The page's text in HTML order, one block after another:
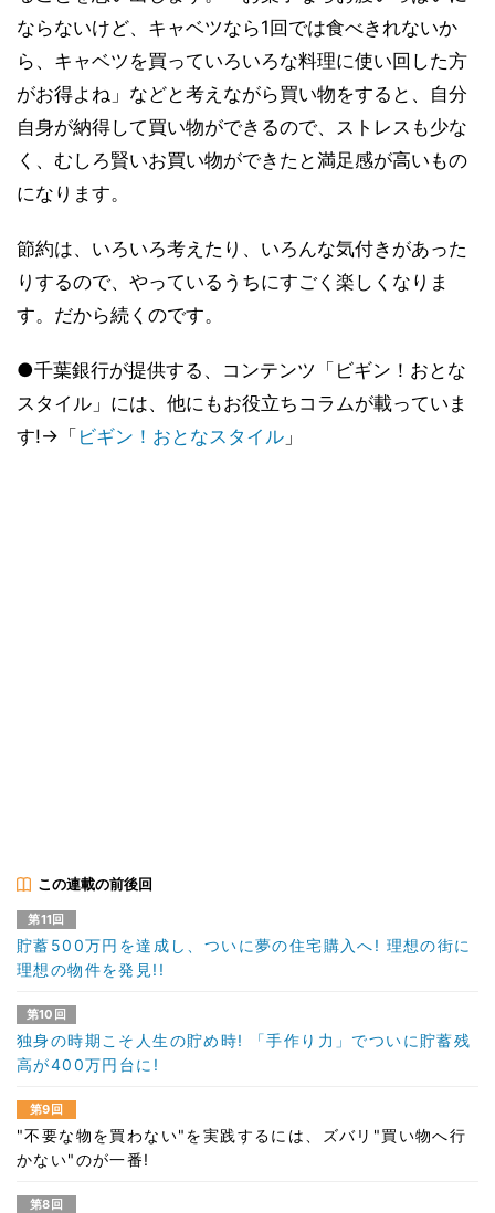
ならないけど、キャベツなら1回では食べきれないか
ら、キャベツを買っていろいろな料理に使い回した方
がお得よね」などと考えながら買い物をすると、自分
自身が納得して買い物ができるので、ストレスも少な
く、むしろ賢いお買い物ができたと満足感が高いもの
になります。
節約は、いろいろ考えたり、いろんな気付きがあった
りするので、やっているうちにすごく楽しくなりま
す。だから続くのです。
●千葉銀行が提供する、コンテンツ「ビギン！おとな
スタイル」には、他にもお役立ちコラムが載っていま
す!→「 ビギン！おとなスタイル 」
この連載の前後回
第11回
貯蓄500万円を達成し、ついに夢の住宅購入へ! 理想の街に
理想の物件を発見!!
第10回
独身の時期こそ人生の貯め時! 「手作り力」でついに貯蓄残
高が400万円台に!
第9回
"不要な物を買わない"を実践するには、ズバリ"買い物へ行
かない"のが一番!
第8回